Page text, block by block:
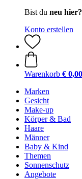
Bist du neu hier?
Konto erstellen
Warenkorb € 0,00
Marken
Gesicht
Make-up
Körper & Bad
Haare
Männer
Baby & Kind
Themen
Sonnenschutz
Angebote